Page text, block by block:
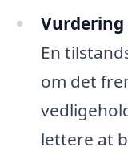
Vurdering
En
om det
lettere at